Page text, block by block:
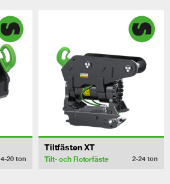
4-20 ton
Tiltfästen XT
Tilt- och Rotorfäste 2-24 ton